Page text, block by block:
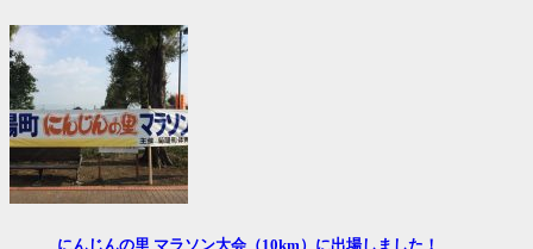
にんじんの里 マラソン大会（10km）に出場しました！